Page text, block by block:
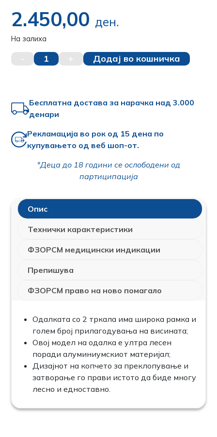
2.450,00 ден.
На залиха
- 1 + Додај во кошничка
Бесплатна достава за нарачка над 3.000
денари
Рекламација во рок од 15 дена по
купувањето од веб шоп-от.
*Деца до 18 години се ослободени од
партиципација
Опис
Технички карактеристики
ФЗОРСМ медицински индикации
Препишува
ФЗОРСМ право на ново помагало
Одалката со 2 тркала има широка рамка и
голем број прилагодувања на висината;
Овој модел на одалка е ултра лесен
поради алуминиумскиот материјал;
Дизајнот на копчето за преклопување и
затворање го прави истото да биде многу
лесно и едноставно.